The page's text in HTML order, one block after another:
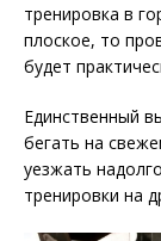
тренировка в
плоское, то
будет
Единственный
бегать на
уезжать
тренировки на